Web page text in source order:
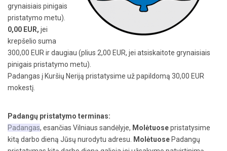
grynaisiais pinigais
pristatymo metu).
0,00 EUR, jei
krepšelio suma
300,00 EUR ir daugiau (plius 2,00 EUR, jei atsiskaitote grynaisiais
pinigais pristatymo metu).
Padangas į Kuršių Neriją pristatysime už papildomą 30,00 EUR
mokestį.
Padangų pristatymo terminas:
Padangas, esančias Vilniaus sandėlyje, Molėtuosepristatysime
kitą darbo dieną Jūsų nurodytu adresu.
Molėtuose Padangų